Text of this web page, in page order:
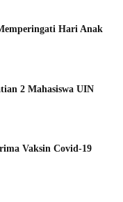
Hari Anak
2 Mahasiswa UIN
Vaksin Covid-19